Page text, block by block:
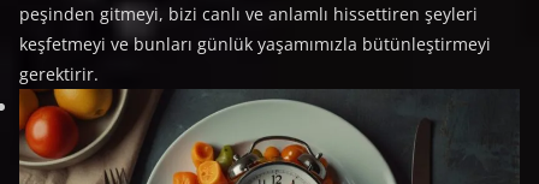
peşinden gitmeyi, bizi canlı ve anlamlı hissettiren şeyleri
keşfetmeyi ve bunları günlük yaşamımızla bütünleştirmeyi
gerektirir.